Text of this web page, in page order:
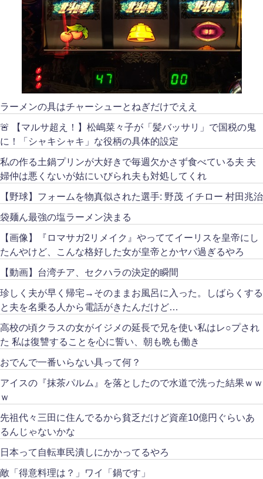
ラーメンの具はチャーシューとねぎだけでええ
🚨 【マルサ超え！】松嶋菜々子が「髪バッサリ」で国税の鬼
に！「シャキシャキ」な役柄の具体的設定
私の作る土鍋プリンが大好きで毎週欠かさず食べている夫 夫
婦仲は悪くないが姑にいびられ夫も対処してくれ
【野球】フォームを物真似された選手: 野茂 イチロー 村田兆治
袋麺ん最強の塩ラーメン決まる
【画像】『ロマサガ2リメイク』やっててイーリスを皇帝にし
たんやけど、こんな格好した女が皇帝とかヤバ過ぎるやろ
【動画】台湾チア、セクハラの決定的瞬間
珍しく夫が早く帰宅→そのままお風呂に入った。しばらくする
と夫を名乗る人から電話がきたんだけど…
高校の頃クラスの女がイジメの延長で兄を使い私はレ○プされ
た 私は復讐することを心に誓い、朝も晩も働き
おでんで一番いらない具って何？
アイスの『抹茶パルム』を落としたので水道で洗った結果ｗｗ
ｗ
先祖代々三田に住んでるから貧乏だけど資産10億円ぐらいあ
るんじゃないかな
日本って自転車民潰しにかかってるやろ
敵「得意料理は？」ワイ「鍋です」